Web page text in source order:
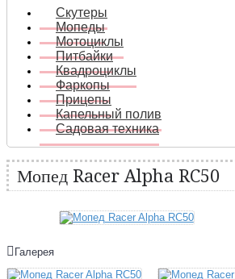
Скутеры
Мопеды
Мотоциклы
Питбайки
Квадроциклы
Фаркопы
Прицепы
Капельный полив
Садовая техника
Мопед Racer Alpha RC50
Галерея